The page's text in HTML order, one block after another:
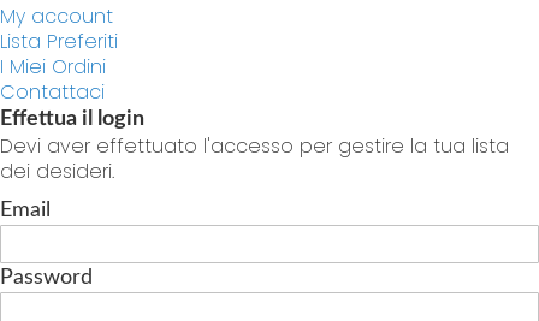
My account
Lista Preferiti
I Miei Ordini
Contattaci
Effettua il login
Devi aver effettuato l'accesso per gestire la tua lista
dei desideri.
Email
Password